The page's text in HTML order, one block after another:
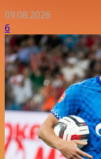
09.08.2026
6